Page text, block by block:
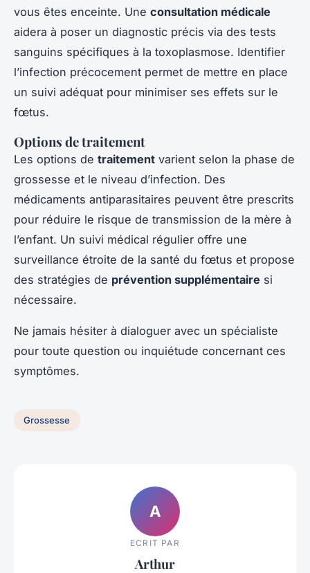
vous êtes enceinte. Une consultation médicale
aidera à poser un diagnostic précis via des tests
sanguins spécifiques à la toxoplasmose. Identifier
l’infection précocement permet de mettre en place
un suivi adéquat pour minimiser ses effets sur le
fœtus.
Options de traitement
Les options de traitement varient selon la phase de
grossesse et le niveau d’infection. Des
médicaments antiparasitaires peuvent être prescrits
pour réduire le risque de transmission de la mère à
l’enfant. Un suivi médical régulier offre une
surveillance étroite de la santé du fœtus et propose
des stratégies de prévention supplémentaire si
nécessaire.
Ne jamais hésiter à dialoguer avec un spécialiste
pour toute question ou inquiétude concernant ces
symptômes.
Grossesse
A
ECRIT PAR
Arthur